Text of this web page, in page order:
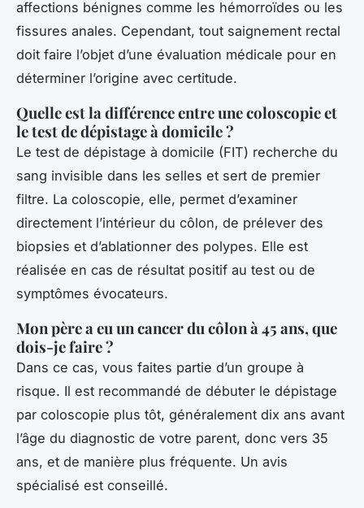
affections bénignes comme les hémorroïdes ou les
fissures anales. Cependant, tout saignement rectal
doit faire l’objet d’une évaluation médicale pour en
déterminer l’origine avec certitude.
Quelle est la différence entre une coloscopie et
le test de dépistage à domicile ?
Le test de dépistage à domicile (FIT) recherche du
sang invisible dans les selles et sert de premier
filtre. La coloscopie, elle, permet d’examiner
directement l’intérieur du côlon, de prélever des
biopsies et d’ablationner des polypes. Elle est
réalisée en cas de résultat positif au test ou de
symptômes évocateurs.
Mon père a eu un cancer du côlon à 45 ans, que
dois-je faire ?
Dans ce cas, vous faites partie d’un groupe à
risque. Il est recommandé de débuter le dépistage
par coloscopie plus tôt, généralement dix ans avant
l’âge du diagnostic de votre parent, donc vers 35
ans, et de manière plus fréquente. Un avis
spécialisé est conseillé.